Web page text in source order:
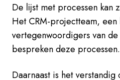
De lijst met processen kan
Het CRM-projectteam, een
vertegenwoordigers van
bespreken deze processen.
Daarnaast is het